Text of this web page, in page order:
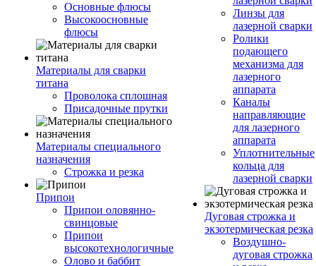
Основные флюсы
Высокоосновные
флюсы
Материалы для сварки
титана
Проволока сплошная
Присадочные прутки
Материалы специального
назначения
Строжка и резка
Припои
Припои оловянно-
свинцовые
Припои
высокотехнологичные
Олово и баббит
Линзы для
лазерной сварки
Ролики
подающего
механизма для
лазерного
аппарата
Каналы
направляющие
для лазерного
аппарата
Уплотнительные
кольца для
лазерной сварки
Дуговая строжка и
экзотермическая резка
Воздушно-
дуговая строжка